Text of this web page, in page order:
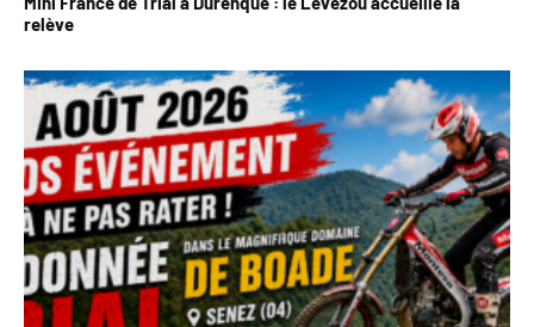
relève